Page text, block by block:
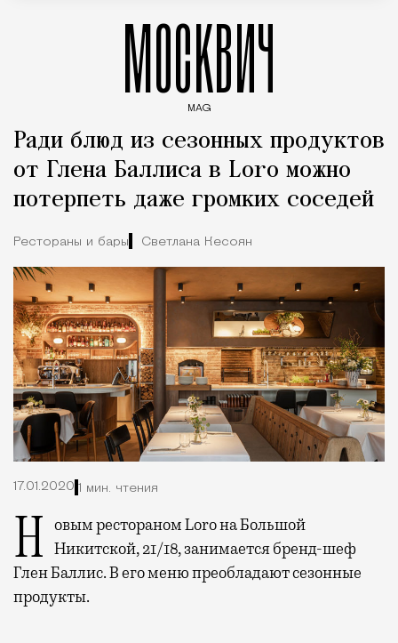
МОСКВИЧ
MAG
Ради блюд из сезонных продуктов
от Глена Баллиса в Loro можно
потерпеть даже громких соседей
Рестораны и бары Светлана Кесоян
17.01.2020 1 мин. чтения
Новым рестораном Loro на Большой Никитской, 21/18, занимается бренд-шеф
Глен Баллис. В его меню преобладают сезонные
продукты.